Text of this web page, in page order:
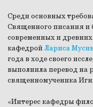
Среди основных
Священного писания и
современных и
кафедройЛариса
года в ходе своего
выполнила перевод на
священномученика
«Интерес кафедры